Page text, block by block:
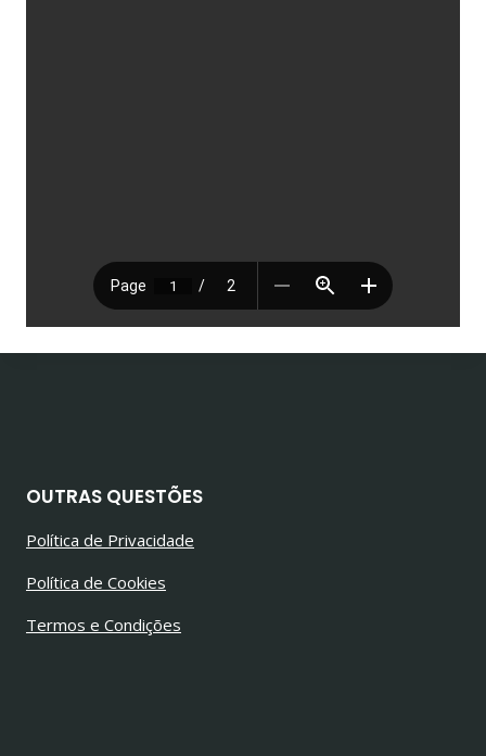
OUTRAS QUESTÕES
Política de Privacidade
Política de Cookies
Termos e Condições